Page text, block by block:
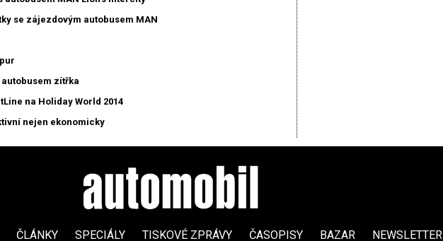
se zájezdovým autobusem MAN
zítřka
na Holiday World 2014
nejen ekonomicky
ČLÁNKY SPECIÁLY TISKOVÉ ZPRÁVY ČASOPISY BAZAR NEWSLETTER